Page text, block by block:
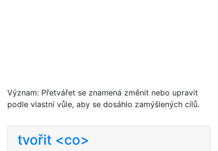
Význam: Přetvářet se znamená změnit nebo upravit
podle vlastní vůle, aby se dosáhlo zamýšlených cílů.
tvořit <co>